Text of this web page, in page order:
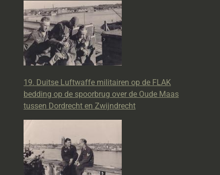
19. Duitse Luftwaffe militairen op de FLAK
bedding op de spoorbrug over de Oude Maas
tussen Dordrecht en Zwijndrecht